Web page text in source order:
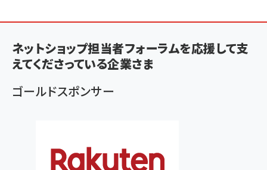
￥1,980
￥1,815
￥2,420
スペシャルエディション[王道エンタメの矜持／
BTS]
￥1,100
anan(アンアン)2026/07/08号 No.2502[2026
ママ投資家が育休中に１億貯めた株式投資
￥1,870
￥2,200
￥2,750
￥3,190
ネットショップ担当者フォーラムを応援して支
えてくださっている企業さま
ゴールドスポンサー